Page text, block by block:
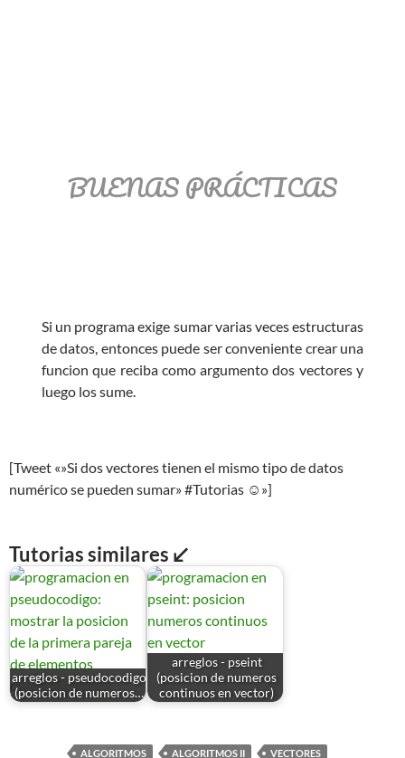
BUENAS PRÁCTICAS
Si un programa exige sumar varias veces estructuras
de datos, entonces puede ser conveniente crear una
funcion que reciba como argumento dos vectores y
luego los sume.
[Tweet «»Si dos vectores tienen el mismo tipo de datos
numérico se pueden sumar» #Tutorias ☺»]
Tutorias similares ↙
arreglos - pseudocodigo
(posicion de numeros…
arreglos - pseint
(posicion de numeros
continuos en vector)
ALGORITMOS ALGORITMOS II VECTORES